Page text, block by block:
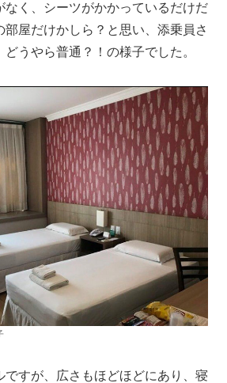
なく、シーツがかかっているだけだ
部屋だけかしら？と思い、添乗員さ
うやら普通？！の様子でした。
ですが、広さもほどほどにあり、寝